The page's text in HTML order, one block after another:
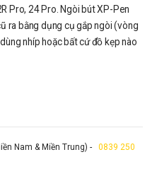
Pro, 24 Pro. Ngòi bút XP-Pen
ra bằng dụng cụ gắp ngòi (vòng
nhíp hoặc bất cứ đồ kẹp nào
Nam & Miền Trung) - 0839 250